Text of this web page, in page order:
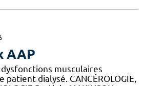
AAP
musculaires
dialysé. CANCÉROLOGIE,